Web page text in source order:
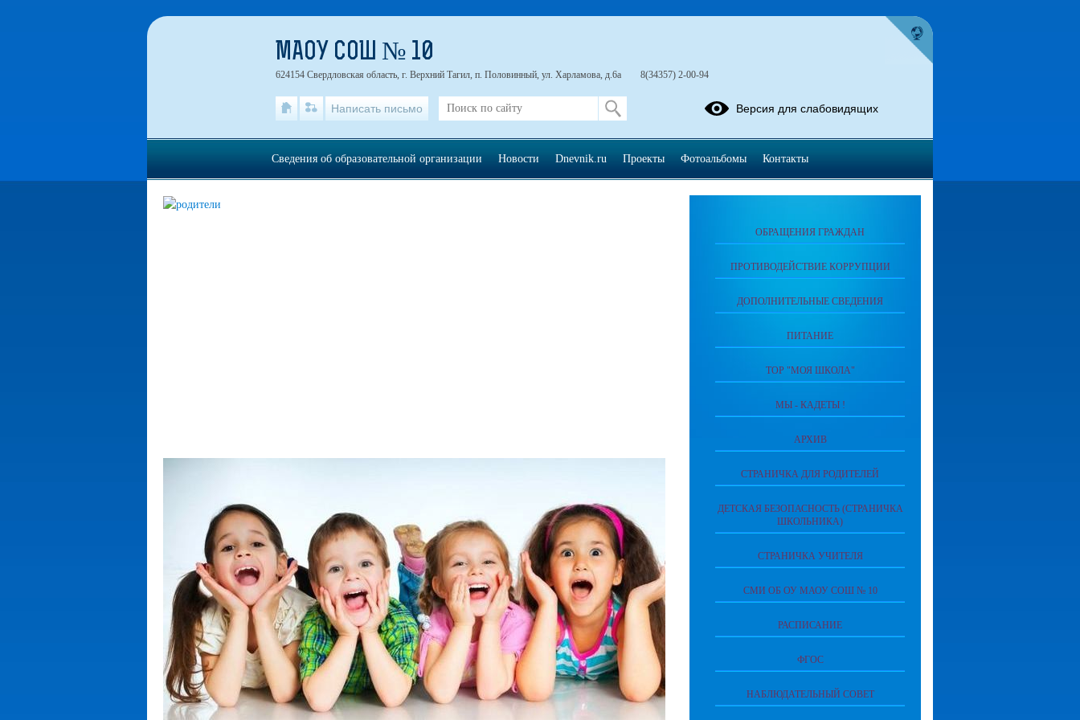
ОБРАЩЕНИЯ ГРАЖДАН
ПРОТИВОДЕЙСТВИЕ КОРРУПЦИИ
ДОПОЛНИТЕЛЬНЫЕ СВЕДЕНИЯ
ПИТАНИЕ
ТОР "МОЯ ШКОЛА"
МЫ - КАДЕТЫ !
АРХИВ
СТРАНИЧКА ДЛЯ РОДИТЕЛЕЙ
ДЕТСКАЯ БЕЗОПАСНОСТЬ (СТРАНИЧКА
ШКОЛЬНИКА)
СТРАНИЧКА УЧИТЕЛЯ
СМИ ОБ ОУ МАОУ СОШ № 10
РАСПИСАНИЕ
ФГОС
НАБЛЮДАТЕЛЬНЫЙ СОВЕТ
МАОУ СОШ № 10
624154 Свердловская область, г. Верхний Тагил, п. Половинный, ул. Харламова, д.6а 8(34357) 2-00-94
Написать письмо Версия для слабовидящих
Сведения об образовательной организации Новости Dnevnik.ru Проекты Фотоальбомы Контакты